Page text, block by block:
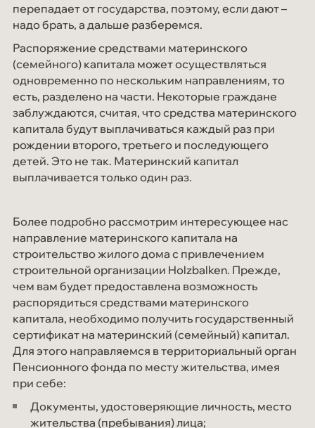
перепадает от государства, поэтому, если дают –
надо брать, а дальше разберемся.
Распоряжение средствами материнского
(семейного) капитала может осуществляться
одновременно по нескольким направлениям, то
есть, разделено на части. Некоторые граждане
заблуждаются, считая, что средства материнского
капитала будут выплачиваться каждый раз при
рождении второго, третьего и последующего
детей. Это не так. Материнский капитал
выплачивается только один раз.
Более подробно рассмотрим интересующее нас
направление материнского капитала на
строительство жилого дома с привлечением
строительной организации Holzbalken. Прежде,
чем вам будет предоставлена возможность
распорядиться средствами материнского
капитала, необходимо получить государственный
сертификат на материнский (семейный) капитал.
Для этого направляемся в территориальный орган
Пенсионного фонда по месту жительства, имея
при себе:
Документы, удостоверяющие личность, место
жительства (пребывания) лица;